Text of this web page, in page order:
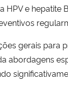
HPV e hepatite
gerais para
abordagens